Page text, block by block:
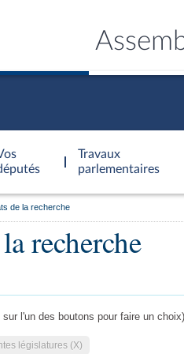
Travaux
parlementaires
de la recherche
recherche
sur l'un des boutons pour faire un choix)
législatures (X)